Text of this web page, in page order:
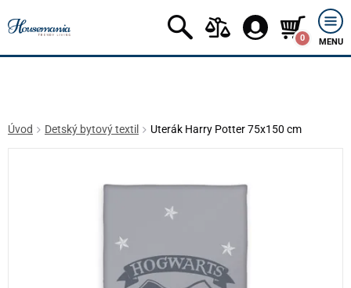
0 MENU
Úvod Detský bytový textil Uterák Harry Potter 75x150 cm